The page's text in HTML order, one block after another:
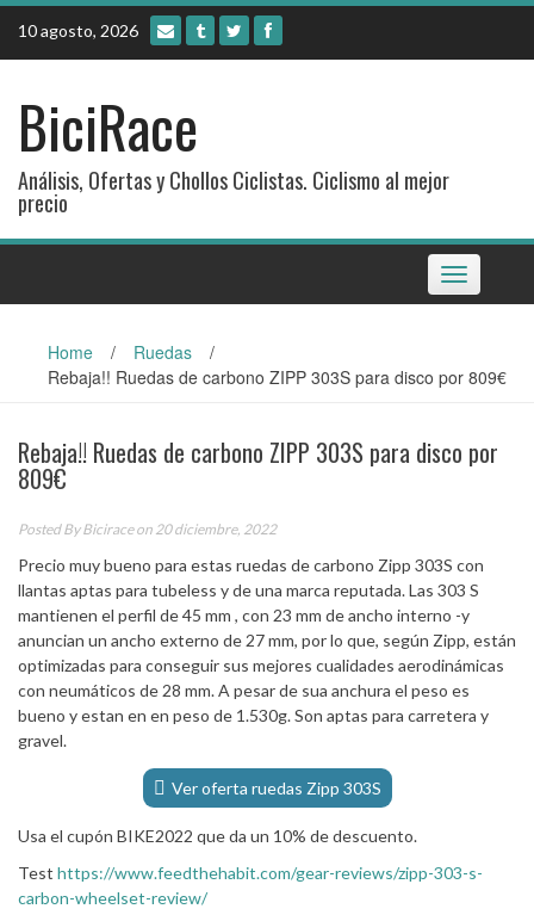
Skip
content
10 agosto, 2026
BiciRace
Análisis, Ofertas y Chollos Ciclistas. Ciclismo al mejor
precio
Toggle
navigation
Home / Ruedas
/
Rebaja!! Ruedas de carbono ZIPP 303S para disco por 809€
Rebaja!! Ruedas de carbono ZIPP 303S para disco por
809€
Posted ByBiciraceon 20 diciembre, 2022
Precio muy bueno para estas ruedas de carbono Zipp 303S con
llantas aptas para tubeless y de una marca reputada. Las 303 S
mantienen el perfil de 45 mm , con 23 mm de ancho interno -y
anuncian un ancho externo de 27 mm, por lo que, según Zipp, están
optimizadas para conseguir sus mejores cualidades aerodinámicas
con neumáticos de 28 mm. A pesar de sua anchura el peso es
bueno y estan en en peso de 1.530g. Son aptas para carretera y
gravel.
Ver oferta ruedas Zipp 303S
Usa el cupón BIKE2022 que da un 10% de descuento.
Test https://www.feedthehabit.com/gear-reviews/zipp-303-s-
carbon-wheelset-review/